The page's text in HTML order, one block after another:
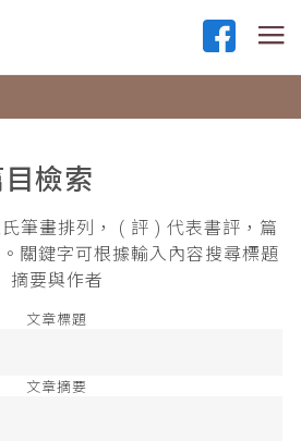
目檢索
筆畫排列， ( 評 ) 代表書評，篇
關鍵字可根據輸入內容搜尋標題
摘要與作者
文章標題
文章摘要